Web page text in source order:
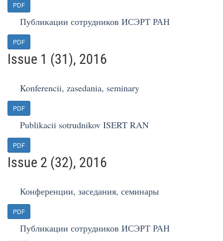
PDF
Публикации сотрудников ИСЭРТ РАН
PDF
Issue 1 (31), 2016
Konferencii, zasedania, seminary
PDF
Publikacii sotrudnikov ISERT RAN
PDF
Issue 2 (32), 2016
Конференции, заседания, семинары
PDF
Публикации сотрудников ИСЭРТ РАН